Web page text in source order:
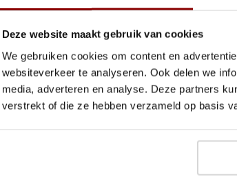
Deze website maakt gebruik van cookies
We gebruiken cookies om content en
websiteverkeer te analyseren. Ook delen we
media, adverteren en analyse. Deze partners
verstrekt of die ze hebben verzameld op basis
gaat lang mee. Het dekbedovertrek heeft verder
polyester